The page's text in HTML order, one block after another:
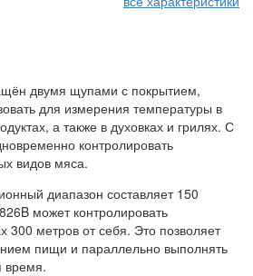
двумя щупами с покрытием,
для измерения температуры в
а также в духовках и грилях. С
контролировать
видов мяса.
диапазон составляет 150
может контролировать
300 метров от себя. Это позволяет
пищи и параллельно выполнять
время.